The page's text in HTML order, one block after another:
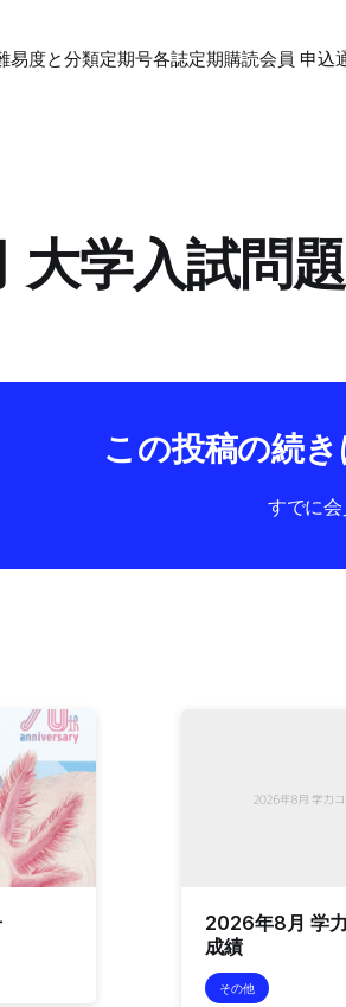
易度と分類定期号各誌定期購読会員 申込
学入試問
この投稿の続
すでに
2026年8月 学
成績
その他